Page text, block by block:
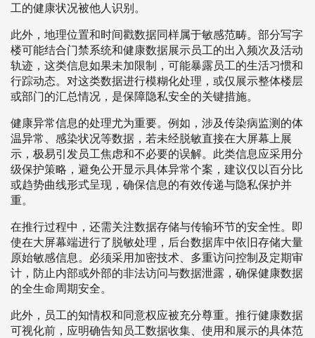
工的健康状况被他人识别。
此外，地理位置和时间戳数据同样属于敏感范畴。部分写字
楼可能结合门禁系统和健康数据展示员工的出入频次及活动
轨迹，这类信息如果未加限制，可能暴露员工的生活习惯和
行踪动态。对这类数据进行模糊化处理，或仅展示整体楼层
或部门的汇总情况，是保障隐私安全的关键措施。
健康异常信息的处理尤为重要。例如，涉及传染病监测的体
温异常、感染状况等数据，若未经脱敏直接在大屏幕上展
示，极易引发员工焦虑和不必要的误解。此类信息应采用分
级保护策略，避免公开显示具体异常个案，建议仅以百分比
或趋势曲线形式呈现，确保信息的有效传递与隐私保护并
重。
在推行过程中，还需关注数据存储与传输环节的安全性。即
使在大屏幕端进行了脱敏处理，后台数据库中依旧存储大量
原始敏感信息。必须采用加密技术、多重访问控制及定期审
计，防止内部或外部的非法访问与数据泄露，确保健康数据
的全生命周期安全。
此外，员工的知情权和同意权应被充分尊重。推行健康数据
可视化前，应明确告知员工数据收集、使用和展示的具体范